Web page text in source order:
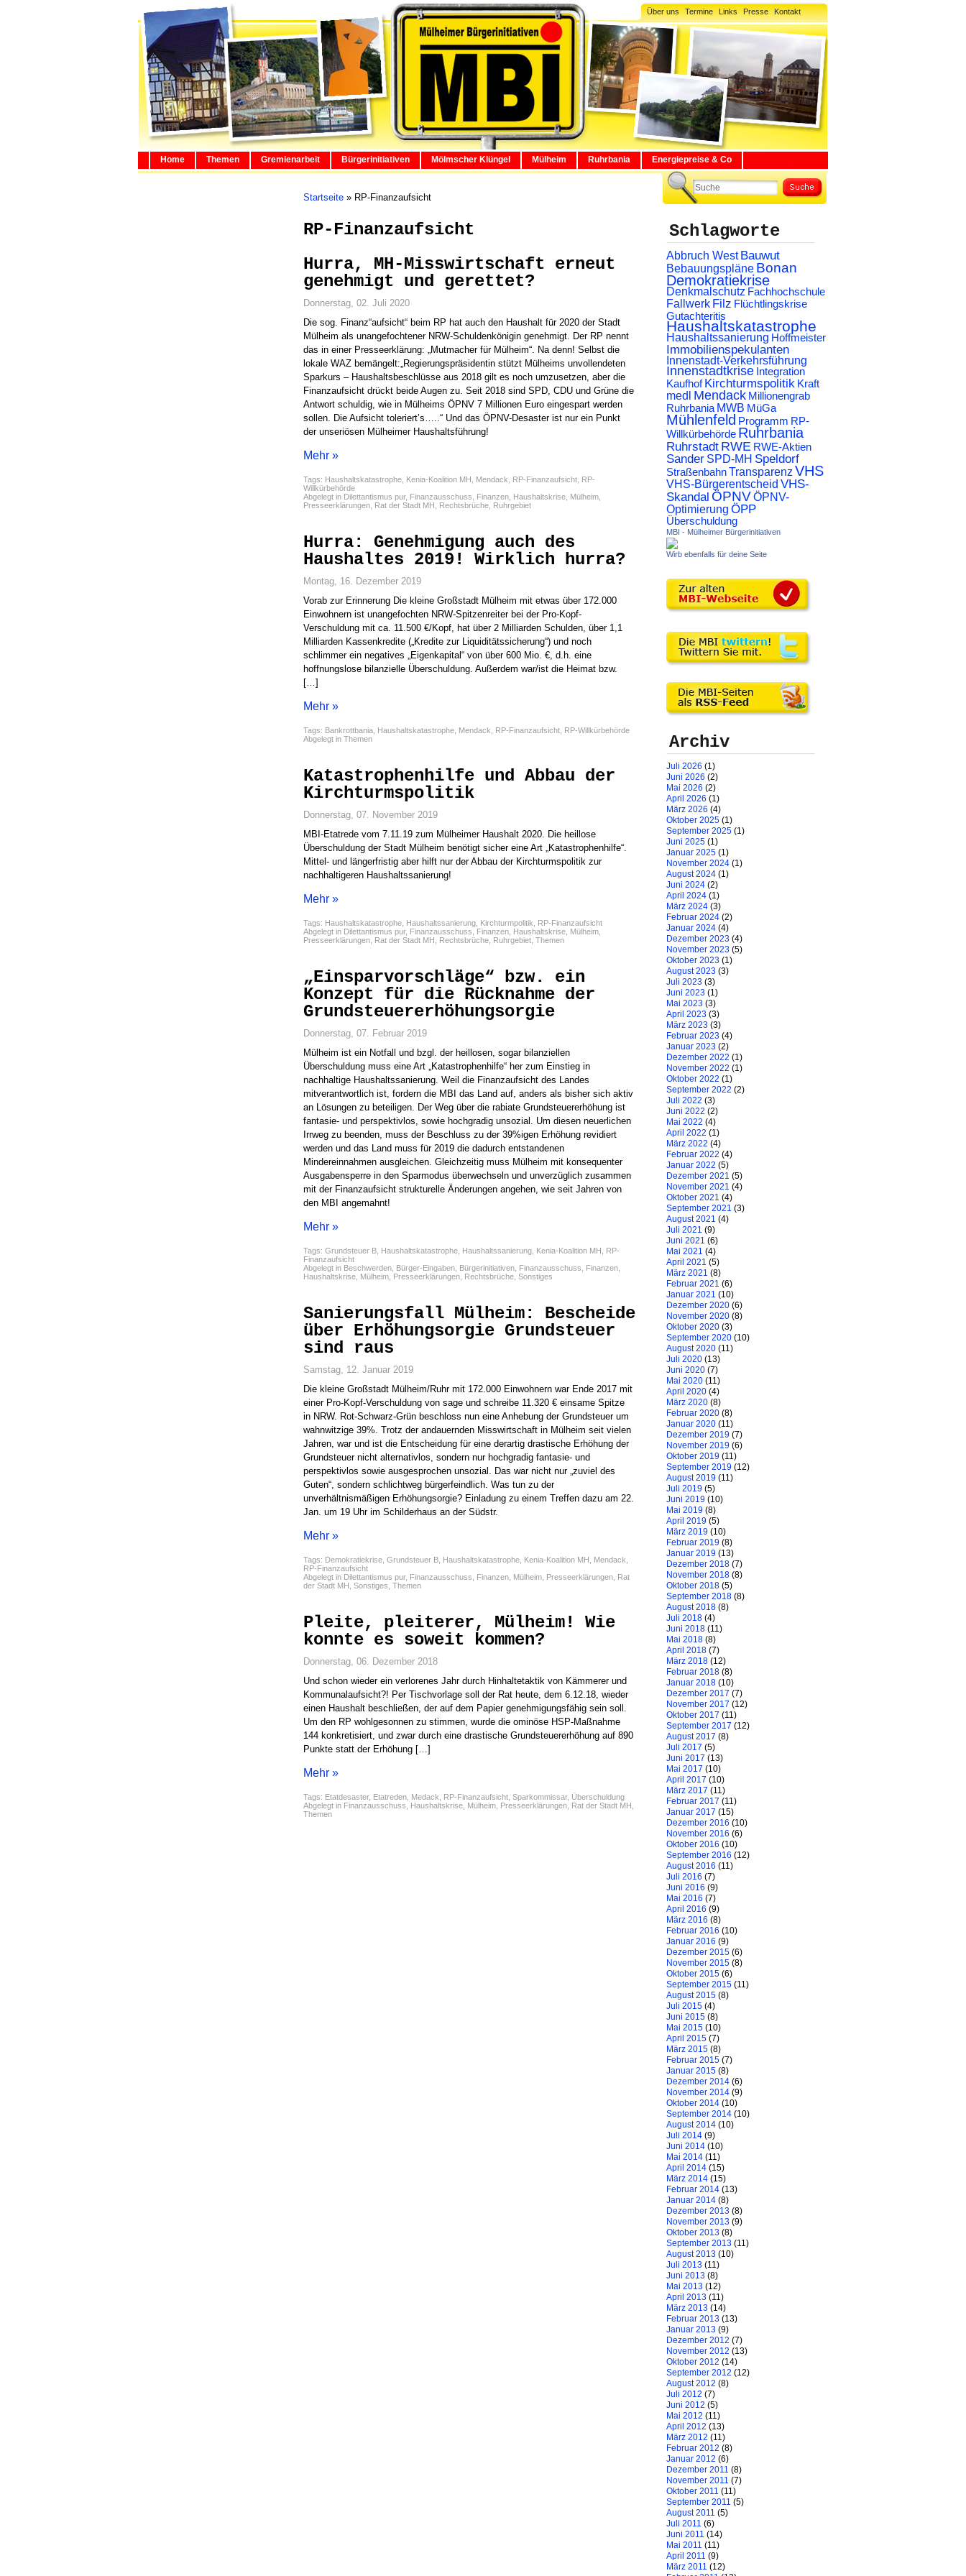
Über uns Termine Links Presse Kontakt
Home Themen Gremienarbeit Bürgerinitiativen Mölmscher Klüngel Mülheim Ruhrbania Energiepreise & Co
Startseite » RP-Finanzaufsicht
RP-Finanzaufsicht
Hurra, MH-Misswirtschaft erneut
genehmigt und gerettet?
Donnerstag, 02. Juli 2020
Die sog. Finanz“aufsicht“ beim RP hat auch den Haushalt für 2020 der Stadt
Mülheim als unangefochtener NRW-Schuldenkönigin genehmigt. Der RP nennt
das in einer Presseerklärung: „Mutmacher für Mülheim“. Na denn! Selbst die
lokale WAZ bemängelt:„Regierungspräsidentin stützt Mülheims unvollendeten
Sparkurs – Haushaltsbeschlüsse aus 2018 gilt es noch umzusetzen, aber die
Finanzaufsicht drückt beide Augen zu. Seit 2018 sind SPD, CDU und Grüne die
Antwort schuldig, wie in Mülheims ÖPNV 7 Millionen Euro eingespart werden
sollen. Die Aufsicht toleriert’s…..“ Und das ÖPNV-Desaster ist nur ein Punkt
der unseriösen Mülheimer Haushaltsführung!
Mehr »
Tags: Haushaltskatastrophe Kenia-Koalition MH Mendack RP-Finanzaufsicht RP-
Willkürbehörde
Abgelegt in Dilettantismus pur, Finanzausschuss Finanzen Haushaltskrise Mülheim
Presseerklärungen Rat der Stadt MH Rechtsbrüche Ruhrgebiet
Hurra: Genehmigung auch des
Haushaltes 2019! Wirklich hurra?
Montag, 16. Dezember 2019
Vorab zur Erinnerung Die kleine Großstadt Mülheim mit etwas über 172.000
Einwohnern ist unangefochten NRW-Spitzenreiter bei der Pro-Kopf-
Verschuldung mit ca. 11.500 €/Kopf, hat über 2 Milliarden Schulden, über 1,1
Milliarden Kassenkredite („Kredite zur Liquiditätssicherung“) und noch
schlimmer ein negatives „Eigenkapital“ von über 600 Mio. €, d.h. eine
hoffnungslose bilanzielle Überschuldung. Außerdem war/ist die Heimat bzw.
[…]
Mehr »
Tags: Bankrottbania Haushaltskatastrophe Mendack RP-Finanzaufsicht RP-Willkürbehörde
Abgelegt in Themen
Katastrophenhilfe und Abbau der
Kirchturmspolitik
Donnerstag, 07. November 2019
MBI-Etatrede vom 7.11.19 zum Mülheimer Haushalt 2020. Die heillose
Überschuldung der Stadt Mülheim benötigt sicher eine Art „Katastrophenhilfe“.
Mittel- und längerfristig aber hilft nur der Abbau der Kirchturmspolitik zur
nachhaltigeren Haushaltssanierung!
Mehr »
Tags: Haushaltskatastrophe Haushaltssanierung Kirchturmpolitik
RP-Finanzaufsicht
Abgelegt in Dilettantismus pur, Finanzausschuss Finanzen Haushaltskrise Mülheim
Presseerklärungen Rat der Stadt MH Rechtsbrüche Ruhrgebiet Themen
„Einsparvorschläge“ bzw. ein
Konzept für die Rücknahme der
Grundsteuererhöhungsorgie
Donnerstag, 07. Februar 2019
Mülheim ist ein Notfall und bzgl. der heillosen, sogar bilanziellen
Überschuldung muss eine Art „Katastrophenhilfe“ her zum Einstieg in
nachhaltige Haushaltssanierung. Weil die Finanzaufsicht des Landes
mitverantwortlich ist, fordern die MBI das Land auf, anders als bisher sich aktiv
an Lösungen zu beteiligen. Der Weg über die rabiate Grundsteuererhöhung ist
fantasie- und perspektivlos, sowie hochgradig unsozial. Um diesen neuerlichen
Irrweg zu beenden, muss der Beschluss zu der 39%igen Erhöhung revidiert
werden und das Land muss für 2019 die dadurch entstandenen
Mindereinnahmen ausgleichen. Gleichzeitig muss Mülheim mit konsequenter
Ausgabensperre in den Sparmodus überwechseln und unverzüglich zusammen
mit der Finanzaufsicht strukturelle Änderungen angehen, wie seit Jahren von
den MBI angemahnt!
Mehr »
Tags: Grundsteuer B Haushaltskatastrophe Haushaltssanierung Kenia-Koalition MH
RP-
Finanzaufsicht
Abgelegt in Beschwerden Bürger-Eingaben Bürgerinitiativen Finanzausschuss Finanzen
Haushaltskrise Mülheim Presseerklärungen Rechtsbrüche Sonstiges
Sanierungsfall Mülheim: Bescheide
über Erhöhungsorgie Grundsteuer
sind raus
Samstag, 12. Januar 2019
Die kleine Großstadt Mülheim/Ruhr mit 172.000 Einwohnern war Ende 2017 mit
einer Pro-Kopf-Verschuldung von sage und schreibe 11.320 € einsame Spitze
in NRW. Rot-Schwarz-Grün beschloss nun eine Anhebung der Grundsteuer um
wahnwitzige 39%. Trotz der andauernden Misswirtschaft in Mülheim seit vielen
Jahren, war und ist die Entscheidung für eine derartig drastische Erhöhung der
Grundsteuer nicht alternativlos, sondern nur hochgradig fantasie- und
perspektivlos sowie ausgesprochen unsozial. Das war nicht nur „zuviel des
Guten“, sondern schlichtweg bürgerfeindlich. Was tun zu der
unverhältnismäßigen Erhöhungsorgie? Einladung zu einem Treffen dazu am 22.
Jan. um 19 Uhr im Schilderhaus an der Südstr.
Mehr »
Tags: Demokratiekrise Grundsteuer B Haushaltskatastrophe Kenia-Koalition MH Mendack
RP-Finanzaufsicht
Abgelegt in Dilettantismus pur, Finanzausschuss Finanzen Mülheim Presseerklärungen Rat
der Stadt MH Sonstiges Themen
Pleite, pleiterer, Mülheim! Wie
konnte es soweit kommen?
Donnerstag, 06. Dezember 2018
Und schon wieder ein verlorenes Jahr durch Hinhaltetaktik von Kämmerer und
Kommunalaufsicht?! Per Tischvorlage soll der Rat heute, dem 6.12.18, wieder
einen Haushalt beschließen, der auf dem Papier genehmigungsfähig sein soll.
Um den RP wohlgesonnen zu stimmen, wurde die ominöse HSP-Maßnahme
144 konkretisiert, und zwar durch eine drastische Grundsteuererhöhung auf 890
Punkte statt der Erhöhung […]
Mehr »
Tags: Etatdesaster, Etatreden Medack RP-Finanzaufsicht Sparkommissar, Überschuldung
Abgelegt in Finanzausschuss Haushaltskrise Mülheim Presseerklärungen Rat der Stadt MH
Themen
Schlagworte
Abbruch West Bauwut
Bebauungspläne Bonan
Demokratiekrise
Denkmalschutz Fachhochschule
Fallwerk Filz Flüchtlingskrise
Gutachteritis
Haushaltskatastrophe
Haushaltssanierung Hoffmeister
Immobilienspekulanten
Innenstadt-Verkehrsführung
Innenstadtkrise Integration
Kaufhof Kirchturmspolitik Kraft
medl Mendack Millionengrab
Ruhrbania MWB MüGa
Mühlenfeld Programm RP-
Willkürbehörde Ruhrbania
Ruhrstadt RWE RWE-Aktien
Sander SPD-MH Speldorf
StraßenbahnTransparenz VHS
VHS-Bürgerentscheid VHS-
Skandal ÖPNVÖPNV-
Optimierung ÖPP
Überschuldung
MBI - Mülheimer Bürgerinitiativen
Wirb ebenfalls für deine Seite
Archiv
Juli 2026 (1)
Juni 2026 (2)
Mai 2026 (2)
April 2026 (1)
März 2026 (4)
Oktober 2025 (1)
September 2025 (1)
Juni 2025 (1)
Januar 2025 (1)
November 2024 (1)
August 2024 (1)
Juni 2024 (2)
April 2024 (1)
März 2024 (3)
Februar 2024 (2)
Januar 2024 (4)
Dezember 2023 (4)
November 2023 (5)
Oktober 2023 (1)
August 2023 (3)
Juli 2023 (3)
Juni 2023 (1)
Mai 2023 (3)
April 2023 (3)
März 2023 (3)
Februar 2023 (4)
Januar 2023 (2)
Dezember 2022 (1)
November 2022 (1)
Oktober 2022 (1)
September 2022 (2)
Juli 2022 (3)
Juni 2022 (2)
Mai 2022 (4)
April 2022 (1)
März 2022 (4)
Februar 2022 (4)
Januar 2022 (5)
Dezember 2021 (5)
November 2021 (4)
Oktober 2021 (4)
September 2021 (3)
August 2021 (4)
Juli 2021 (9)
Juni 2021 (6)
Mai 2021 (4)
April 2021 (5)
März 2021 (8)
Februar 2021 (6)
Januar 2021 (10)
Dezember 2020 (6)
November 2020 (8)
Oktober 2020 (3)
September 2020 (10)
August 2020 (11)
Juli 2020 (13)
Juni 2020 (7)
Mai 2020 (11)
April 2020 (4)
März 2020 (8)
Februar 2020 (8)
Januar 2020 (11)
Dezember 2019 (7)
November 2019 (6)
Oktober 2019 (11)
September 2019 (12)
August 2019 (11)
Juli 2019 (5)
Juni 2019 (10)
Mai 2019 (8)
April 2019 (5)
März 2019 (10)
Februar 2019 (8)
Januar 2019 (13)
Dezember 2018 (7)
November 2018 (8)
Oktober 2018 (5)
September 2018 (8)
August 2018 (8)
Juli 2018 (4)
Juni 2018 (11)
Mai 2018 (8)
April 2018 (7)
März 2018 (12)
Februar 2018 (8)
Januar 2018 (10)
Dezember 2017 (7)
November 2017 (12)
Oktober 2017 (11)
September 2017 (12)
August 2017 (8)
Juli 2017 (5)
Juni 2017 (13)
Mai 2017 (10)
April 2017 (10)
März 2017 (11)
Februar 2017 (11)
Januar 2017 (15)
Dezember 2016 (10)
November 2016 (6)
Oktober 2016 (10)
September 2016 (12)
August 2016 (11)
Juli 2016 (7)
Juni 2016 (9)
Mai 2016 (7)
April 2016 (9)
März 2016 (8)
Februar 2016 (10)
Januar 2016 (9)
Dezember 2015 (6)
November 2015 (8)
Oktober 2015 (6)
September 2015 (11)
August 2015 (8)
Juli 2015 (4)
Juni 2015 (8)
Mai 2015 (10)
April 2015 (7)
März 2015 (8)
Februar 2015 (7)
Januar 2015 (8)
Dezember 2014 (6)
November 2014 (9)
Oktober 2014 (10)
September 2014 (10)
August 2014 (10)
Juli 2014 (9)
Juni 2014 (10)
Mai 2014 (11)
April 2014 (15)
März 2014 (15)
Februar 2014 (13)
Januar 2014 (8)
Dezember 2013 (8)
November 2013 (9)
Oktober 2013 (8)
September 2013 (11)
August 2013 (10)
Juli 2013 (11)
Juni 2013 (8)
Mai 2013 (12)
April 2013 (11)
März 2013 (14)
Februar 2013 (13)
Januar 2013 (9)
Dezember 2012 (7)
November 2012 (13)
Oktober 2012 (14)
September 2012 (12)
August 2012 (8)
Juli 2012 (7)
Juni 2012 (5)
Mai 2012 (11)
April 2012 (13)
März 2012 (11)
Februar 2012 (8)
Januar 2012 (6)
Dezember 2011 (8)
November 2011 (7)
Oktober 2011 (11)
September 2011 (5)
August 2011 (5)
Juli 2011 (6)
Juni 2011 (14)
Mai 2011 (11)
April 2011 (9)
März 2011 (12)